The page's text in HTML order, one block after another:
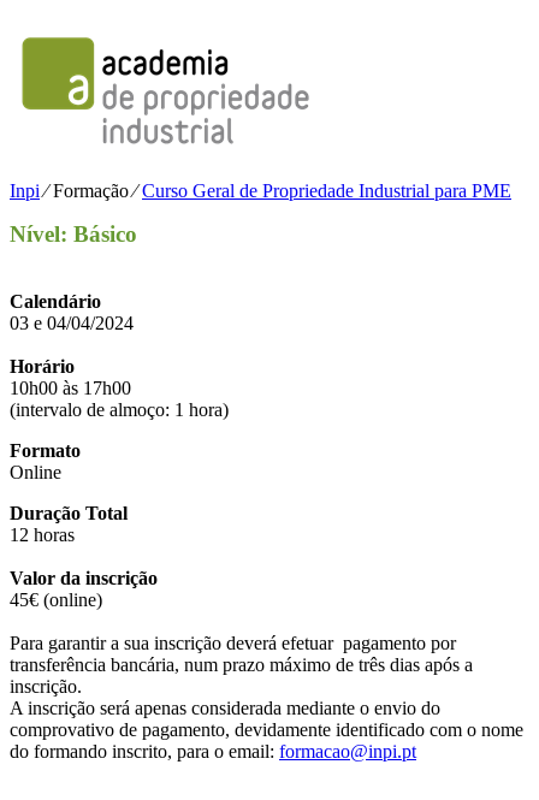
Inpi⁄Formação⁄Curso Geral de Propriedade Industrial para PME
Nível: Básico
Calendário
03 e 04/04/2024
Horário
10h00 às 17h00
(intervalo de almoço: 1 hora)
Formato
Online
Duração Total
12 horas
Valor da inscrição
45€ (online)
Para garantir a sua inscrição deverá efetuar pagamento por
transferência bancária, num prazo máximo de três dias após a
inscrição.
A inscrição será apenas considerada mediante o envio do
comprovativo de pagamento, devidamente identificado com o nome
do formando inscrito, para o email: formacao@inpi.pt